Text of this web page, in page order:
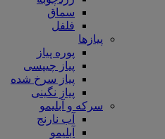
سماق
فلفل
پیازها
پوره پیاز
پیاز چیپسی
پیاز سرخ شده
پیاز نگینی
سرکه و آبلیمو
آب نارنج
آبلیمو